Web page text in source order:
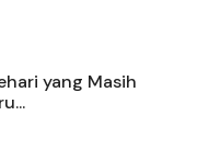
yang Masih